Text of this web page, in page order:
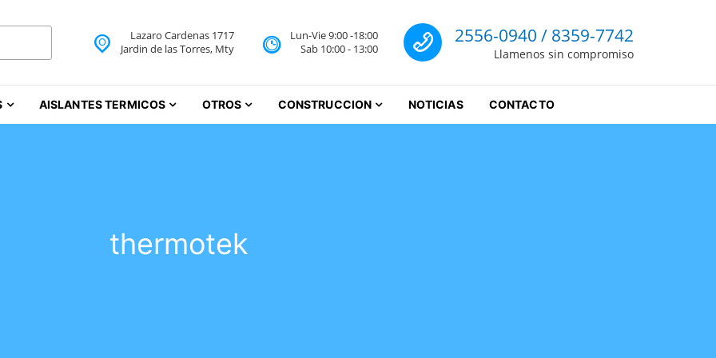
Aislantes Térmicos Monterrey
AISLANTES TERMICOS OTROS CONSTRUCCION NOTICIAS CONTACTO
Llamenos
2556-0940 / 8359-7742
Llamenos sin compromiso
Lun-Vie 9:00 -18:00
Sab 10:00 - 13:00
Lazaro Cardenas 1717
Jardin de las Torres, Mty
thermotek